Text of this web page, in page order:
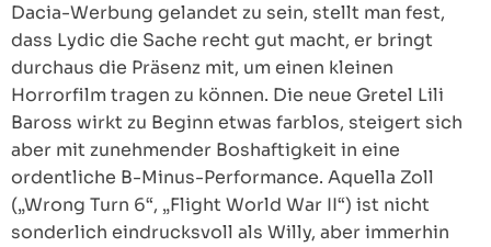
Dacia-Werbung gelandet zu sein, stellt man fest,
dass Lydic die Sache recht gut macht, er bringt
durchaus die Präsenz mit, um einen kleinen
Horrorfilm tragen zu können. Die neue Gretel Lili
Baross wirkt zu Beginn etwas farblos, steigert sich
aber mit zunehmender Boshaftigkeit in eine
ordentliche B-Minus-Performance. Aquella Zoll
(„Wrong Turn 6“, „Flight World War II“) ist nicht
sonderlich eindrucksvoll als Willy, aber immerhin